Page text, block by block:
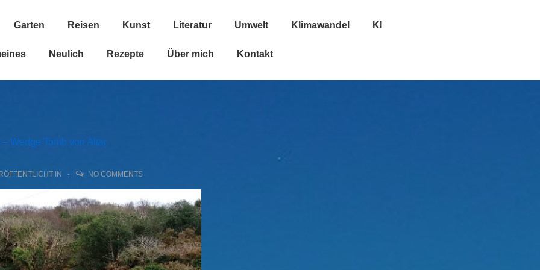
Garten Reisen Kunst Literatur Umwelt Klimawandel KI
Neulich Rezepte Über mich Kontakt
Wedge Tomb von Altar
IN NO COMMENTS